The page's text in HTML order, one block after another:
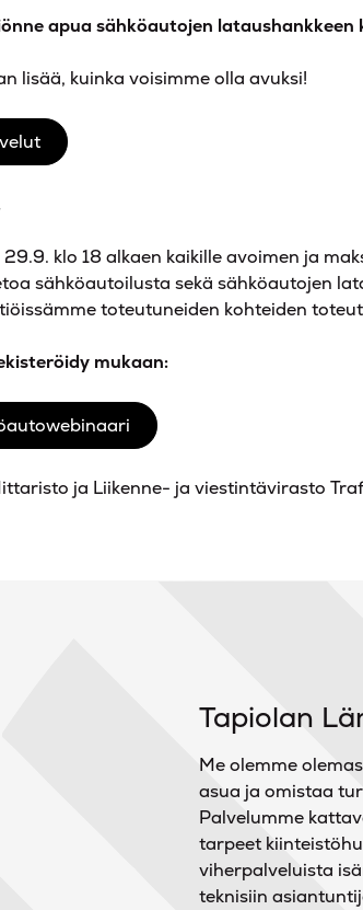
apua sähköautojen lataushankkeen
lisää, kuinka voisimme olla avuksi!
klo 18 alkaen kaikille avoimen ja
sähköautoilusta sekä sähköautojen
toteutuneiden kohteiden
mukaan:
ja Liikenne- ja viestintävirasto
Tapiolan
Me olemme
asua ja omistaa
Palvelumme
tarpeet
viherpalveluista
teknisiin